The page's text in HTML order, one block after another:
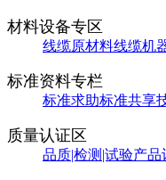
材料设备专区
线缆原材料线缆机
标准资料专栏
标准求助标准共享
质量认证区
品质|检测|试验产品